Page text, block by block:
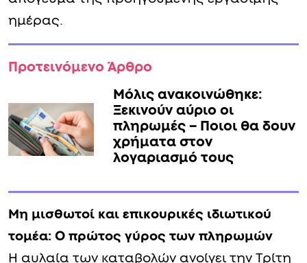
ημέρας.
Προτεινόμενο Άρθρο
Μόλις ανακοινώθηκε:
Ξεκινούν αύριο οι
πληρωμές – Ποιοι θα δουν
χρήματα στον
λογαριασμό τους
Μη μισθωτοί και επικουρικές ιδιωτικού
τομέα: Ο πρώτος γύρος των πληρωμών
Η αυλαία των καταβολών ανοίγει την Τρίτη